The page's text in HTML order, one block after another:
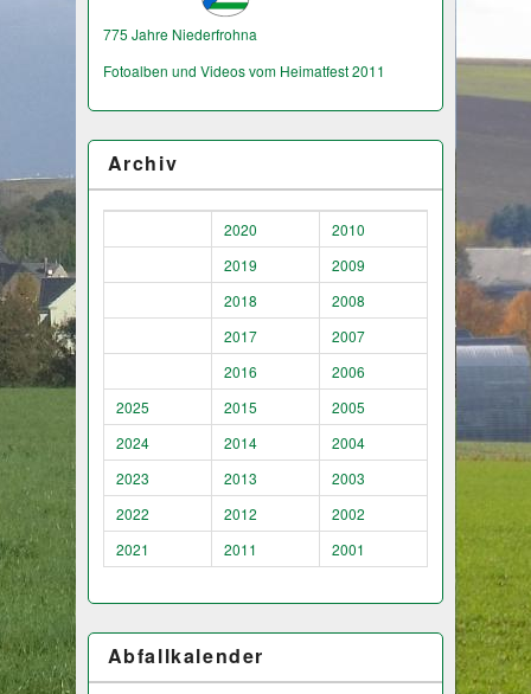
775 Jahre Niederfrohna
Fotoalben und Videos vom Heimatfest 2011
Archiv
2020
2010
2019
2009
2018
2008
2017
2007
2016
2006
2025
2015
2005
2024
2014
2004
2023
2013
2003
2022
2012
2002
2021
2011 2001
Abfallkalender